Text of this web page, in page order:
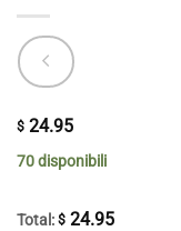
$ 24.95
70 disponibili
Total: $ 24.95